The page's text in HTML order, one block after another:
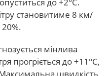
становитиме 8 км/
20%.
мінлива
прогріється до +11°С,